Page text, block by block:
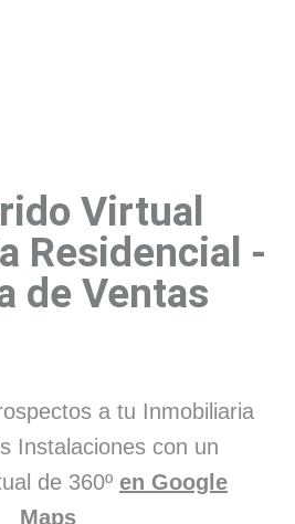
Virtual
Residencial -
de Ventas
a tu Inmobiliaria
Instalaciones con un
de 360º en Google
Maps